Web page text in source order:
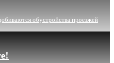
обустройства проезжей